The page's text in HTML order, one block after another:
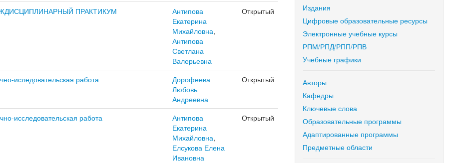
ПРАКТИКУМ
Антипова
Екатерина
Михайловна,
Антипова
Светлана
Валерьевна
Открытый
иследовательская работа
Дорофеева
Любовь
Андреевна
Открытый
исследовательская работа
Антипова
Екатерина
Михайловна,
Елсукова Елена
Ивановна
Открытый
Издания
Цифровые образовательные ресурсы
Электронные учебные курсы
РПМ/РПД/РПП/РПВ
Учебные графики
Авторы
Кафедры
Ключевые слова
Образовательные программы
Адаптированные программы
Предметные области